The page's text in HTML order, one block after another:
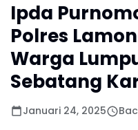
Ipda
Polres
Warga
Sebatang
Januari 24, 2025